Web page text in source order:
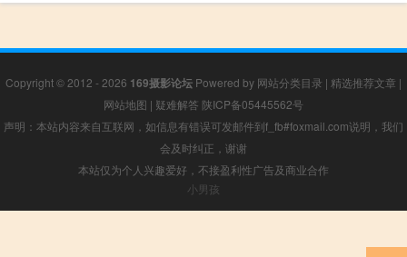
Copyright © 2012 - 2026 169摄影论坛 Powered by 网站分类目录 | 精选推荐文章 |
网站地图 | 疑难解答 陕ICP备05445562号
声明：本站内容来自互联网，如信息有错误可发邮件到f_fb#foxmail.com说明，我们
会及时纠正，谢谢
本站仅为个人兴趣爱好，不接盈利性广告及商业合作
小男孩